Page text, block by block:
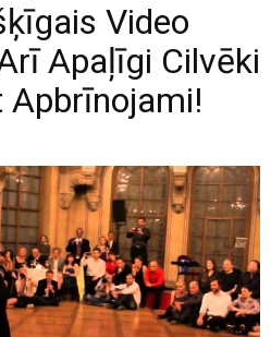
Video
Apaļīgi Cilvēki
Apbrīnojami!